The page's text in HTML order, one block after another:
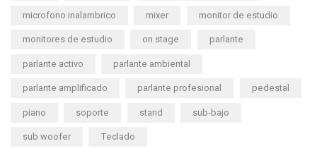
microfono inalambrico mixer monitor de estudio
monitores de estudio on stage parlante
parlante activo parlante ambiental
parlante amplificado parlante profesional pedestal
piano soporte stand sub-bajo
sub woofer Teclado